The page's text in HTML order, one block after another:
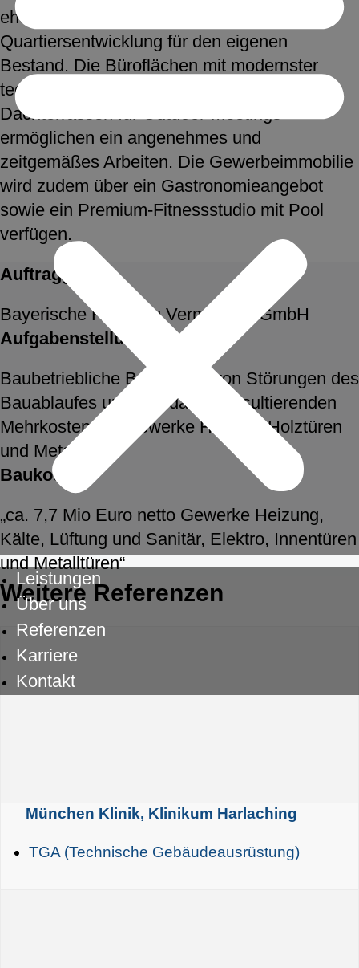
Leistungen
Über uns
Referenzen
Karriere
Kontakt
ehemaligen Hacker-Brauhauses eine
Quartiersentwicklung für den eigenen
Bestand. Die Büroflächen mit modernster
technischer Ausstattung und großzügigen
Dachterrassen für Outdoor-Meetings
ermöglichen ein angenehmes und
zeitgemäßes Arbeiten. Die Gewerbeimmobilie
wird zudem über ein Gastronomieangebot
sowie ein Premium-Fitnessstudio mit Pool
verfügen.
Auftraggeber
Bayerische Hausbau Vermietung GmbH
Aufgabenstellung
Baubetriebliche Bewertung von Störungen des
Bauablaufes und den daraus resultierenden
Mehrkosten der Gewerke HLSKE, Holztüren
und Metalltüren
Baukosten
„ca. 7,7 Mio Euro netto Gewerke Heizung,
Kälte, Lüftung und Sanitär, Elektro, Innentüren
und Metalltüren“
Weitere Referenzen
München Klinik, Klinikum Harlaching
TGA (Technische Gebäudeausrüstung)